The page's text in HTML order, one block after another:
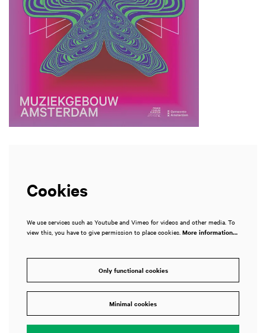
Cookies
We use services such as Youtube and Vimeo for videos and other media. To
view this, you have to give permission to place cookies. More information…
Only functional cookies
Minimal cookies